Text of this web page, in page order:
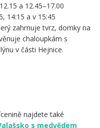
a 12.45–17.00
14:15 a v 15:45
zahrnuje tvrz, domky na
chaloupkám s
v části Hejnice.
najdete také
s medvědem